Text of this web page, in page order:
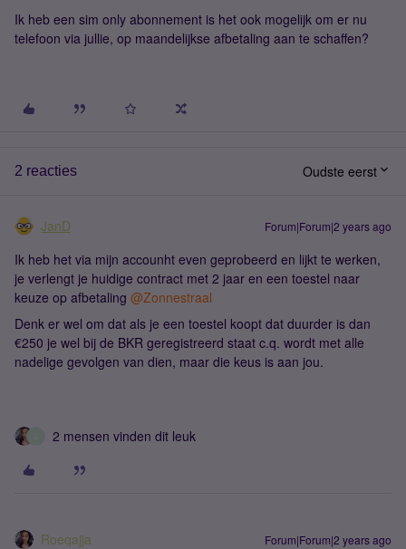
Ik heb een sim only abonnement is het ook mogelijk om er nu
telefoon via jullie, op maandelijkse afbetaling aan te schaffen?
2 reacties Oudste eerst
JanD Forum|Forum|2 years ago
Ik heb het via mijn accounht even geprobeerd en lijkt te werken,
je verlengt je huidige contract met 2 jaar en een toestel naar
keuze op afbetaling @Zonnestraal
Denk er wel om dat als je een toestel koopt dat duurder is dan
€250 je wel bij de BKR geregistreerd staat c.q. wordt met alle
nadelige gevolgen van dien, maar die keus is aan jou.
2 mensen vinden dit leuk
Roeqajja Forum|Forum|2 years ago